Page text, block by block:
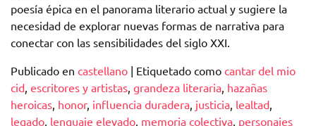
poesía épica en el panorama literario actual y sugiere la
necesidad de explorar nuevas formas de narrativa para
conectar con las sensibilidades del siglo XXI.
Publicado en castellano | Etiquetado como cantar del mio
cid escritores y artistas grandeza literaria hazañas
heroicas honor, influencia duradera justicia lealtad
legado lenguaje elevado memoria colectiva personajes